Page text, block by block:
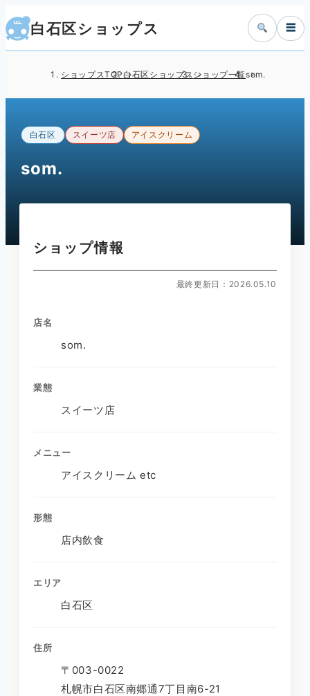
白石区ショップス ☰
ショップスTOP 白石区ショップスショップ一覧som.
白石区 スイーツ店 アイスクリーム
som.
ショップ情報
最終更新日：2026.05.10
店名
som.
業態
スイーツ店
メニュー
アイスクリーム etc
形態
店内飲食
エリア
白石区
住所
〒003-0022
札幌市白石区南郷通7丁目南6-21